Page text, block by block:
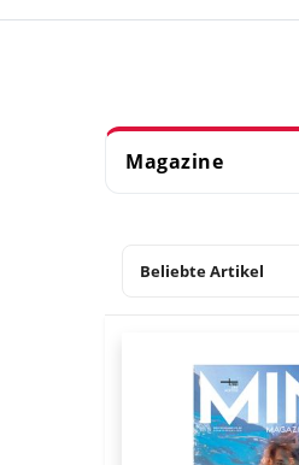
Magazine